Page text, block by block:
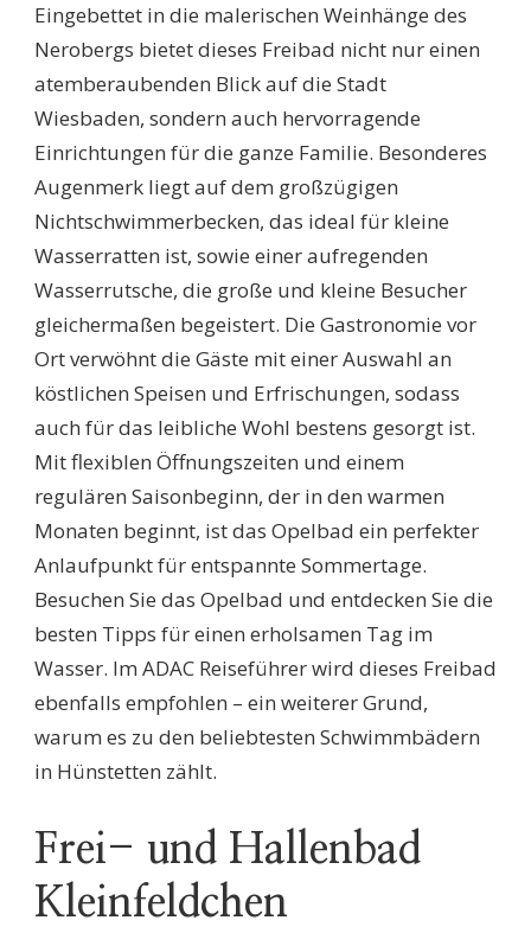
Eingebettet in die malerischen Weinhänge des
Nerobergs bietet dieses Freibad nicht nur einen
atemberaubenden Blick auf die Stadt
Wiesbaden, sondern auch hervorragende
Einrichtungen für die ganze Familie. Besonderes
Augenmerk liegt auf dem großzügigen
Nichtschwimmerbecken, das ideal für kleine
Wasserratten ist, sowie einer aufregenden
Wasserrutsche, die große und kleine Besucher
gleichermaßen begeistert. Die Gastronomie vor
Ort verwöhnt die Gäste mit einer Auswahl an
köstlichen Speisen und Erfrischungen, sodass
auch für das leibliche Wohl bestens gesorgt ist.
Mit flexiblen Öffnungszeiten und einem
regulären Saisonbeginn, der in den warmen
Monaten beginnt, ist das Opelbad ein perfekter
Anlaufpunkt für entspannte Sommertage.
Besuchen Sie das Opelbad und entdecken Sie die
besten Tipps für einen erholsamen Tag im
Wasser. Im ADAC Reiseführer wird dieses Freibad
ebenfalls empfohlen – ein weiterer Grund,
warum es zu den beliebtesten Schwimmbädern
in Hünstetten zählt.
Frei- und Hallenbad
Kleinfeldchen